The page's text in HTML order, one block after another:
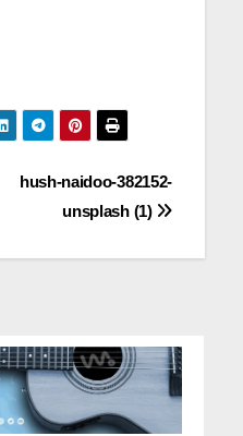
hush-naidoo-382152-
unsplash (1)